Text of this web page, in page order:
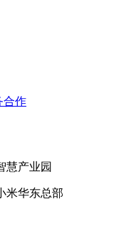
合作
慧产业园
米华东总部